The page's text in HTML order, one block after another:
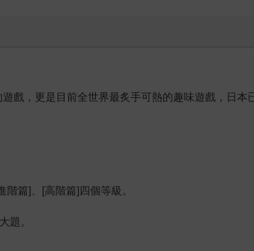
戲，更是目前全世界最炙手可熱的趣味遊戲，日本
篇]、[高階篇]四個等級。
題。